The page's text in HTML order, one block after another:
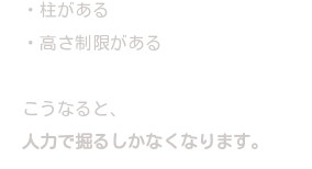
・柱がある
・高さ制限がある
こうなると、
人力で掘るしかなくなります。